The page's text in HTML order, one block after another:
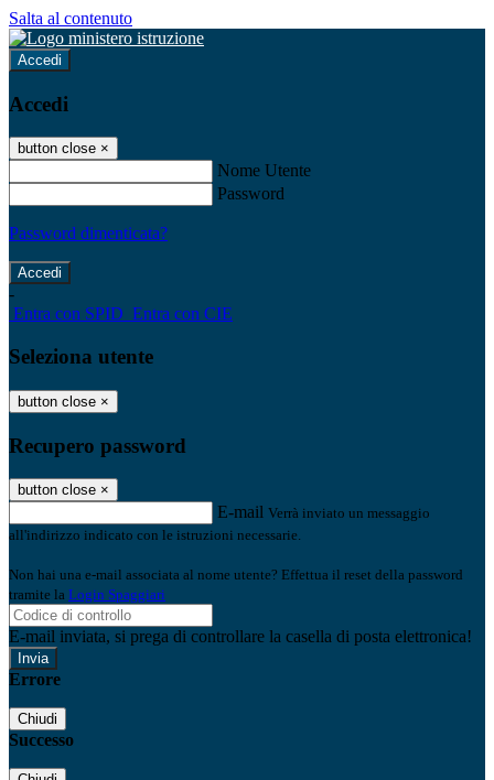
Salta al contenuto
Accedi
Accedi
button close ×
Nome Utente
Password
Password dimenticata?
-
Entra con SPID Entra con CIE
Seleziona utente
button close ×
Recupero password
button close ×
E-mail Verrà inviato un messaggio
all'indirizzo indicato con le istruzioni necessarie.
Non hai una e-mail associata al nome utente? Effettua il reset della password
tramite la Login Spaggiari
E-mail inviata, si prega di controllare la casella di posta elettronica!
Errore
Chiudi
Successo